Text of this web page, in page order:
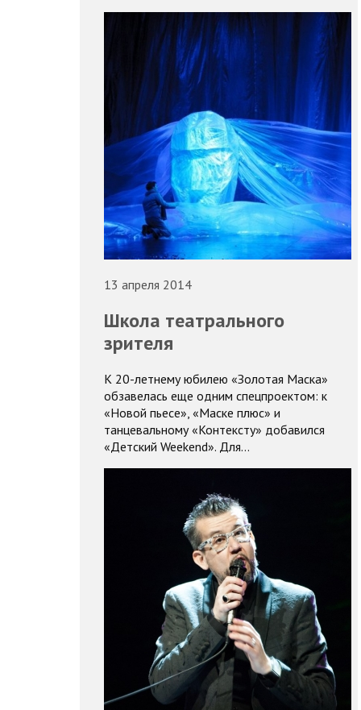
13 апреля 2014
Школа театрального
зрителя
К 20-летнему юбилею «Золотая Маска»
обзавелась еще одним спецпроектом: к
«Новой пьесе», «Маске плюс» и
танцевальному «Контексту» добавился
«Детский Weekend». Для…